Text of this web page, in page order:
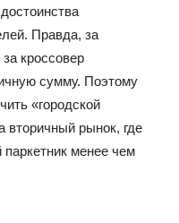
Правда, за
кроссовер
сумму. Поэтому
«городской
вторичный рынок, где
менее чем